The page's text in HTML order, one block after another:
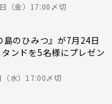
（金）17:00〆切
島のひみつ』が7月24日
タンドを5名様にプレゼン
水）17:00〆切